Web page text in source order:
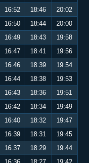
16:52 18:46
20:02
16:50 18:44
20:00
16:49 18:43
19:58
16:47 18:41
19:56
16:46 18:39
19:54
16:44 18:38
19:53
16:43 18:36
19:51
16:42 18:34
19:49
16:40 18:32
19:47
16:39 18:31
19:45
16:37 18:29
19:44